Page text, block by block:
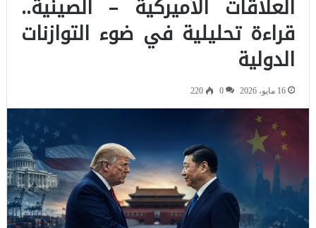
العلاقات الأميركية – الصينية..
قراءة تحليلية في ضوء التوازنات
الدولية
16 مايو، 2026 0
220